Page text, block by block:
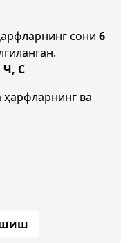
сони 6
Ч, С
ҳарфларнинг ва